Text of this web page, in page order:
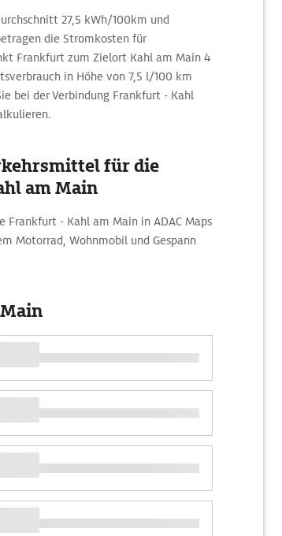
27,5 kWh/100km und
die Stromkosten für
Frankfurt zum Zielort Kahl am Main 4
in Höhe von 7,5 l/100 km
bei der Verbindung Frankfurt - Kahl
für die
am Main
- Kahl am Main in ADAC Maps
Motorrad, Wohnmobil und Gespann